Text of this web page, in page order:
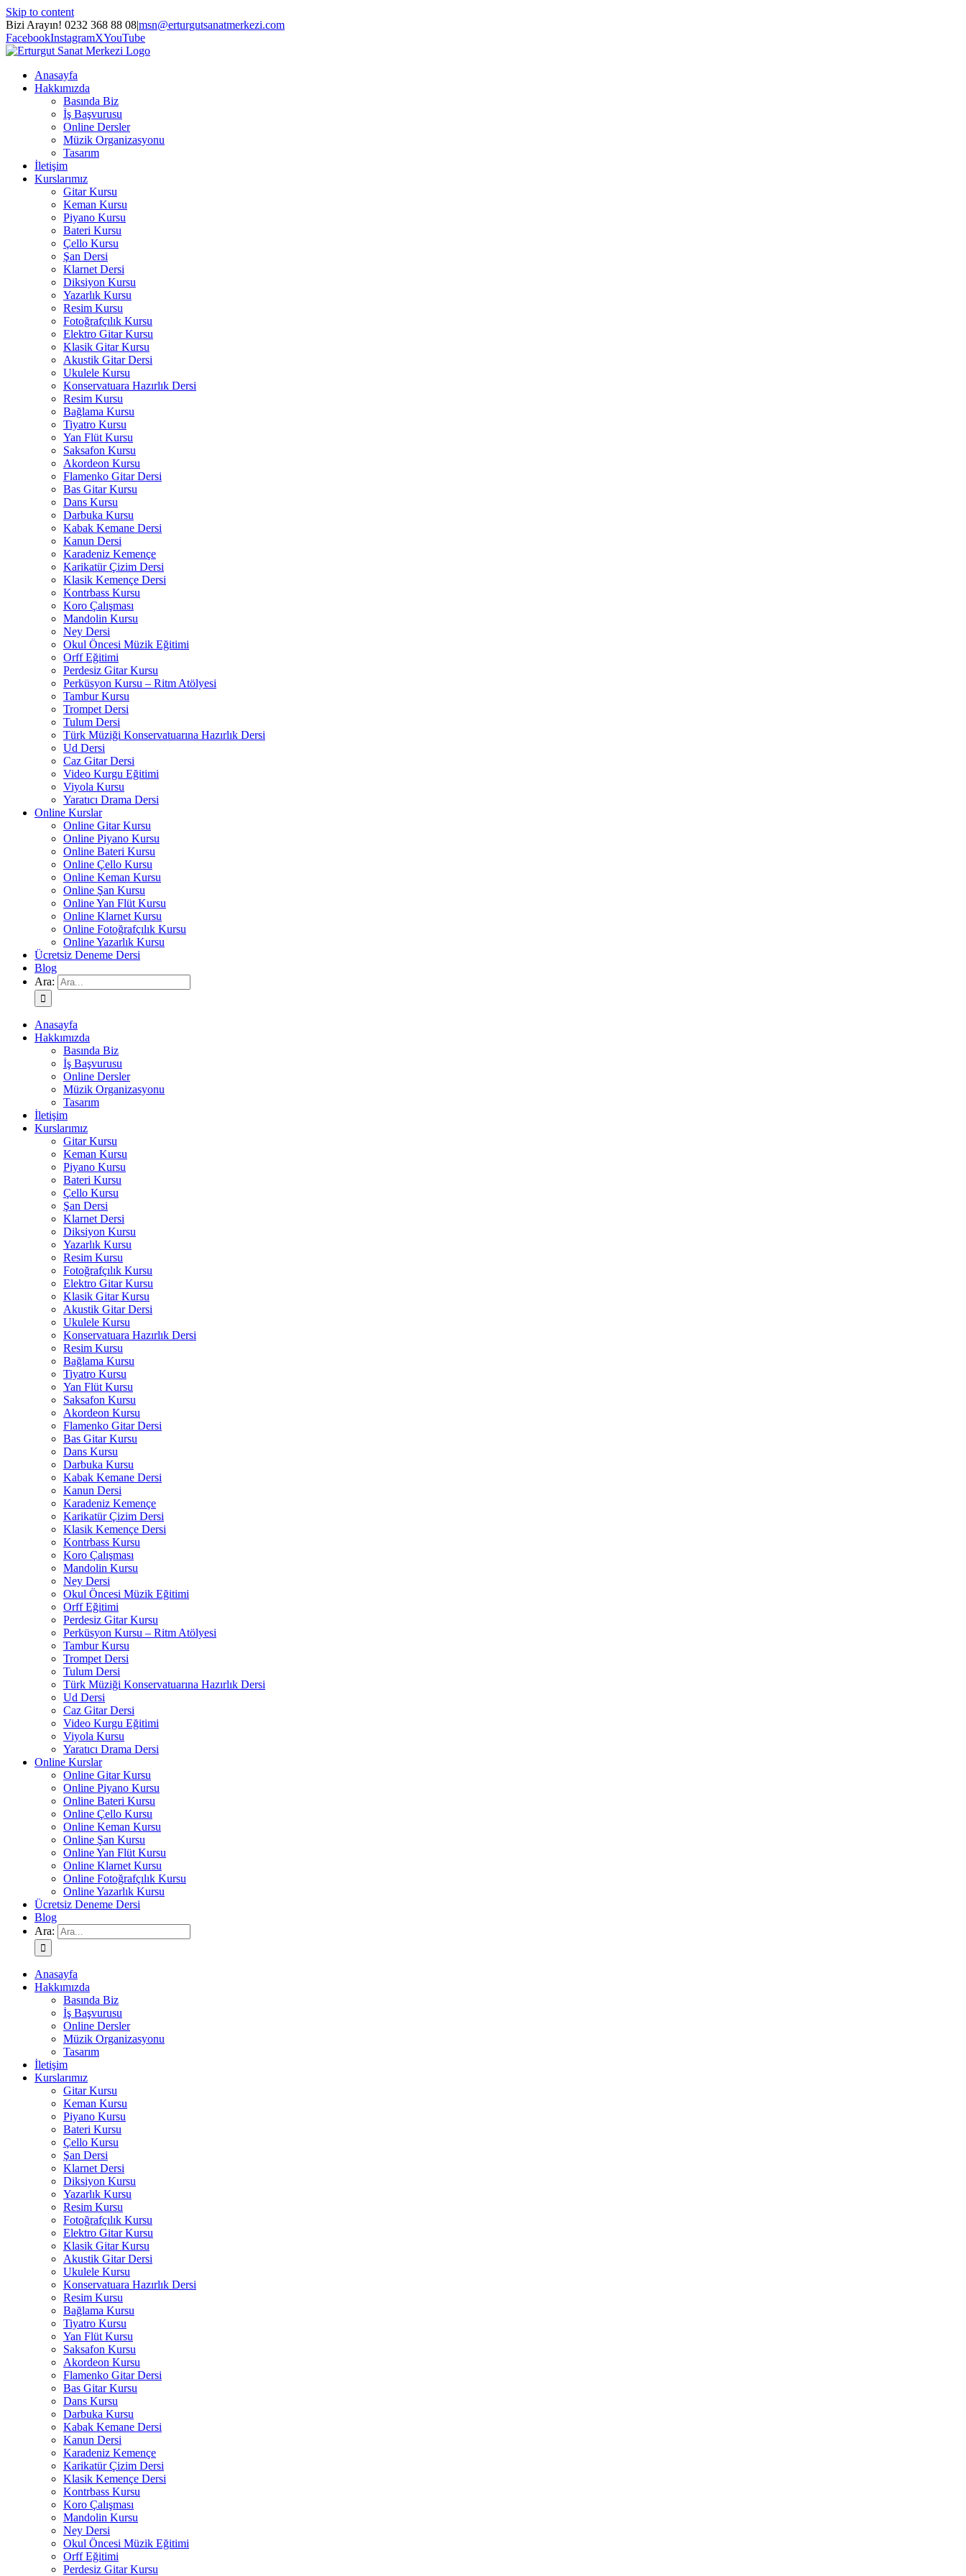
Skip to content
Bizi Arayın! 0232 368 88 08|msn@erturgutsanatmerkezi.com
FacebookInstagramXYouTube
Anasayfa
Hakkımızda
Basında Biz
İş Başvurusu
Online Dersler
Müzik Organizasyonu
Tasarım
İletişim
Kurslarımız
Gitar Kursu
Keman Kursu
Piyano Kursu
Bateri Kursu
Çello Kursu
Şan Dersi
Klarnet Dersi
Diksiyon Kursu
Yazarlık Kursu
Resim Kursu
Fotoğrafçılık Kursu
Elektro Gitar Kursu
Klasik Gitar Kursu
Akustik Gitar Dersi
Ukulele Kursu
Konservatuara Hazırlık Dersi
Resim Kursu
Bağlama Kursu
Tiyatro Kursu
Yan Flüt Kursu
Saksafon Kursu
Akordeon Kursu
Flamenko Gitar Dersi
Bas Gitar Kursu
Dans Kursu
Darbuka Kursu
Kabak Kemane Dersi
Kanun Dersi
Karadeniz Kemençe
Karikatür Çizim Dersi
Klasik Kemençe Dersi
Kontrbass Kursu
Koro Çalışması
Mandolin Kursu
Ney Dersi
Okul Öncesi Müzik Eğitimi
Orff Eğitimi
Perdesiz Gitar Kursu
Perküsyon Kursu – Ritm Atölyesi
Tambur Kursu
Trompet Dersi
Tulum Dersi
Türk Müziği Konservatuarına Hazırlık Dersi
Ud Dersi
Caz Gitar Dersi
Video Kurgu Eğitimi
Viyola Kursu
Yaratıcı Drama Dersi
Online Kurslar
Online Gitar Kursu
Online Piyano Kursu
Online Bateri Kursu
Online Çello Kursu
Online Keman Kursu
Online Şan Kursu
Online Yan Flüt Kursu
Online Klarnet Kursu
Online Fotoğrafçılık Kursu
Online Yazarlık Kursu
Ücretsiz Deneme Dersi
Blog
Ara:
Anasayfa
Hakkımızda
Basında Biz
İş Başvurusu
Online Dersler
Müzik Organizasyonu
Tasarım
İletişim
Kurslarımız
Gitar Kursu
Keman Kursu
Piyano Kursu
Bateri Kursu
Çello Kursu
Şan Dersi
Klarnet Dersi
Diksiyon Kursu
Yazarlık Kursu
Resim Kursu
Fotoğrafçılık Kursu
Elektro Gitar Kursu
Klasik Gitar Kursu
Akustik Gitar Dersi
Ukulele Kursu
Konservatuara Hazırlık Dersi
Resim Kursu
Bağlama Kursu
Tiyatro Kursu
Yan Flüt Kursu
Saksafon Kursu
Akordeon Kursu
Flamenko Gitar Dersi
Bas Gitar Kursu
Dans Kursu
Darbuka Kursu
Kabak Kemane Dersi
Kanun Dersi
Karadeniz Kemençe
Karikatür Çizim Dersi
Klasik Kemençe Dersi
Kontrbass Kursu
Koro Çalışması
Mandolin Kursu
Ney Dersi
Okul Öncesi Müzik Eğitimi
Orff Eğitimi
Perdesiz Gitar Kursu
Perküsyon Kursu – Ritm Atölyesi
Tambur Kursu
Trompet Dersi
Tulum Dersi
Türk Müziği Konservatuarına Hazırlık Dersi
Ud Dersi
Caz Gitar Dersi
Video Kurgu Eğitimi
Viyola Kursu
Yaratıcı Drama Dersi
Online Kurslar
Online Gitar Kursu
Online Piyano Kursu
Online Bateri Kursu
Online Çello Kursu
Online Keman Kursu
Online Şan Kursu
Online Yan Flüt Kursu
Online Klarnet Kursu
Online Fotoğrafçılık Kursu
Online Yazarlık Kursu
Ücretsiz Deneme Dersi
Blog
Ara:
Anasayfa
Hakkımızda
Basında Biz
İş Başvurusu
Online Dersler
Müzik Organizasyonu
Tasarım
İletişim
Kurslarımız
Gitar Kursu
Keman Kursu
Piyano Kursu
Bateri Kursu
Çello Kursu
Şan Dersi
Klarnet Dersi
Diksiyon Kursu
Yazarlık Kursu
Resim Kursu
Fotoğrafçılık Kursu
Elektro Gitar Kursu
Klasik Gitar Kursu
Akustik Gitar Dersi
Ukulele Kursu
Konservatuara Hazırlık Dersi
Resim Kursu
Bağlama Kursu
Tiyatro Kursu
Yan Flüt Kursu
Saksafon Kursu
Akordeon Kursu
Flamenko Gitar Dersi
Bas Gitar Kursu
Dans Kursu
Darbuka Kursu
Kabak Kemane Dersi
Kanun Dersi
Karadeniz Kemençe
Karikatür Çizim Dersi
Klasik Kemençe Dersi
Kontrbass Kursu
Koro Çalışması
Mandolin Kursu
Ney Dersi
Okul Öncesi Müzik Eğitimi
Orff Eğitimi
Perdesiz Gitar Kursu